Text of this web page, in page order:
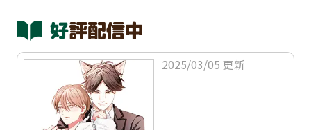
好評配信中
2025/03/05 更新